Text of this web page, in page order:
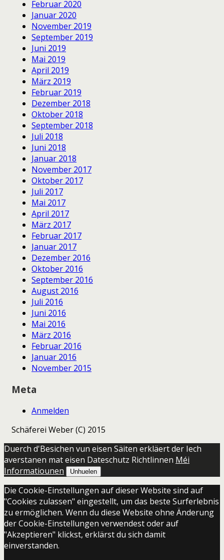
Februar 2020
Januar 2020
November 2019
September 2019
Juni 2019
Mai 2019
April 2019
März 2019
Februar 2019
Dezember 2018
Oktober 2018
September 2018
Juli 2018
Juni 2018
Januar 2018
November 2017
Oktober 2017
Juli 2017
Mai 2017
April 2017
März 2017
Februar 2017
Januar 2017
Dezember 2016
Oktober 2016
September 2016
August 2016
Juli 2016
Juni 2016
Mai 2016
März 2016
Februar 2016
Januar 2016
November 2015
Meta
Anmelden
Schäferei Weber (C) 2015
Duerch d'Besichen vun eisen Säiten erkläert der Iech
averstanen mat eisen Dateschutz Richtlinnen Méi
Informatiounen
Unhuelen
Die Cookie-Einstellungen auf dieser Website sind auf
"Cookies zulassen" eingestellt, um das beste Surferlebnis
zu ermöglichen. Wenn du diese Website ohne Änderung
der Cookie-Einstellungen verwendest oder auf
"Akzeptieren" klickst, erklärst du sich damit
einverstanden.